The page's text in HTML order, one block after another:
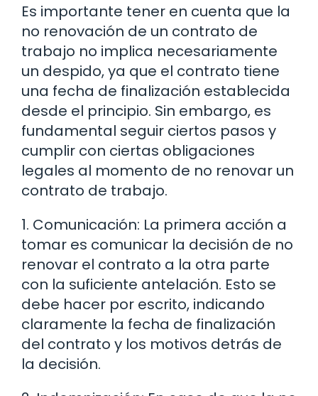
Es importante tener en cuenta que la
no renovación de un contrato de
trabajo no implica necesariamente
un despido, ya que el contrato tiene
una fecha de finalización establecida
desde el principio. Sin embargo, es
fundamental seguir ciertos pasos y
cumplir con ciertas obligaciones
legales al momento de no renovar un
contrato de trabajo.
1. Comunicación: La primera acción a
tomar es comunicar la decisión de no
renovar el contrato a la otra parte
con la suficiente antelación. Esto se
debe hacer por escrito, indicando
claramente la fecha de finalización
del contrato y los motivos detrás de
la decisión.